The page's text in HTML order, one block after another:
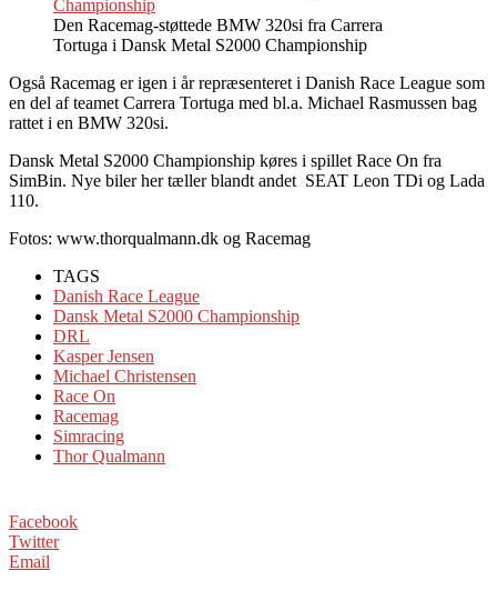
Den Racemag-støttede BMW 320si fra Carrera
Tortuga i Dansk Metal S2000 Championship
Også Racemag er igen i år repræsenteret i Danish Race League som
en del af teamet Carrera Tortuga med bl.a. Michael Rasmussen bag
rattet i en BMW 320si.
Dansk Metal S2000 Championship køres i spillet Race On fra
SimBin. Nye biler her tæller blandt andet SEAT Leon TDi og Lada
110.
Fotos: www.thorqualmann.dk og Racemag
TAGS
Danish Race League
Dansk Metal S2000 Championship
DRL
Kasper Jensen
Michael Christensen
Race On
Racemag
Simracing
Thor Qualmann
Facebook
Twitter
Email